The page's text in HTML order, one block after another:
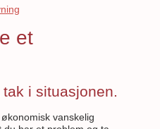
et
i situasjonen.
vanskelig